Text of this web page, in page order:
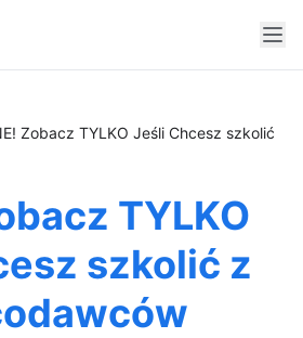
Zobacz TYLKO Jeśli Chcesz szkolić
TYLKO
szkolić z